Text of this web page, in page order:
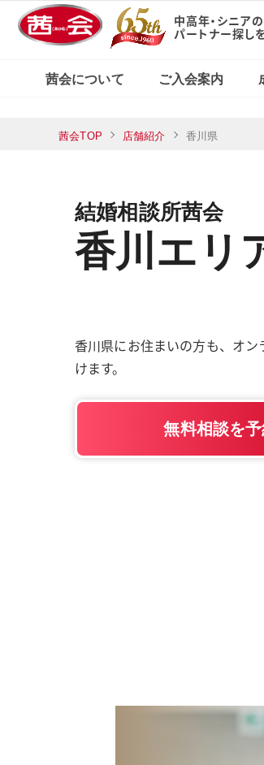
中高年・シニア
パートナー探し
茜会について ご入会案内
X（旧Twitter）で
見る
茜会TOP 店舗紹介 香川県
結婚相談所茜会
香川エリ
香川県にお住まいの方も、オ
けます。
無料相談を